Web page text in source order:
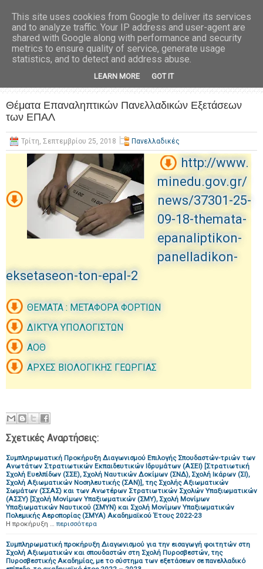
Θέματα Επαναληπτικών Πανελλαδικών Εξετάσεων
των ΕΠΑΛ
Τρίτη, Σεπτεμβρίου 25, 2018 Πανελλαδικές
http://www.
minedu.gov.gr/
news/37301-25-
09-18-themata-
epanaliptikon-
panelladikon-
eksetaseon-ton-epal-2
ΘΕΜΑΤΑ : ΜΕΤΑΦΟΡΑ ΦΟΡΤΙΩΝ
ΔΙΚΤΥΑ ΥΠΟΛΟΓΙΣΤΩΝ
ΑΟΘ
ΑΡΧΕΣ ΒΙΟΛΟΓΙΚΗΣ ΓΕΩΡΓΙΑΣ
Σχετικές Αναρτήσεις:
Συμπληρωματική Προκήρυξη Διαγωνισμού Επιλογής Σπουδαστών-τριών των
Ανωτάτων Στρατιωτικών Εκπαιδευτικών Ιδρυμάτων (ΑΣΕΙ) [Στρατιωτική
Σχολή Ευελπίδων (ΣΣΕ), Σχολή Ναυτικών Δοκίμων (ΣΝΔ), Σχολή Ικάρων (ΣΙ),
Σχολή Αξιωματικών Νοσηλευτικής (ΣΑΝ)], της Σχολής Αξιωματικών
Σωμάτων (ΣΣΑΣ) και των Ανωτέρων Στρατιωτικών Σχολών Υπαξιωματικών
(ΑΣΣΥ) [Σχολή Μονίμων Υπαξιωματικών (ΣΜΥ), Σχολή Μονίμων
Υπαξιωματικών Ναυτικού (ΣΜΥΝ) και Σχολή Μονίμων Υπαξιωματικών
Πολεμικής Αεροπορίας (ΣΜΥΑ) Ακαδημαϊκού Έτους 2022-23
Η προκήρυξη … περισσότερα
Συμπληρωματική προκήρυξη Διαγωνισμού για την εισαγωγή φοιτητών στη
Σχολή Αξιωματικών και σπουδαστών στη Σχολή Πυροσβεστών, της
Πυροσβεστικής Ακαδημίας, με το σύστημα των εξετάσεων σε πανελλαδικό
This site uses cookies from Google to deliver its services
and to analyze traffic. Your IP address and user-agent are
shared with Google along with performance and security
metrics to ensure quality of service, generate usage
statistics, and to detect and address abuse.
LEARN MORE GOT IT